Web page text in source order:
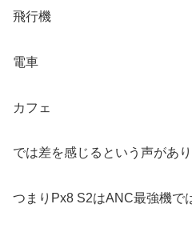
飛行機
電車
カフェ
では差を感じるという声があり
つまりPx8 S2はANC最強機で